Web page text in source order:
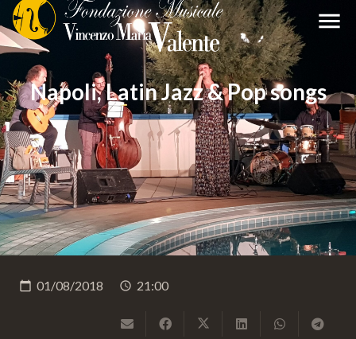
menu
Napoli, Latin Jazz & Pop songs
calendar_today 01/08/2018 schedule 21:00